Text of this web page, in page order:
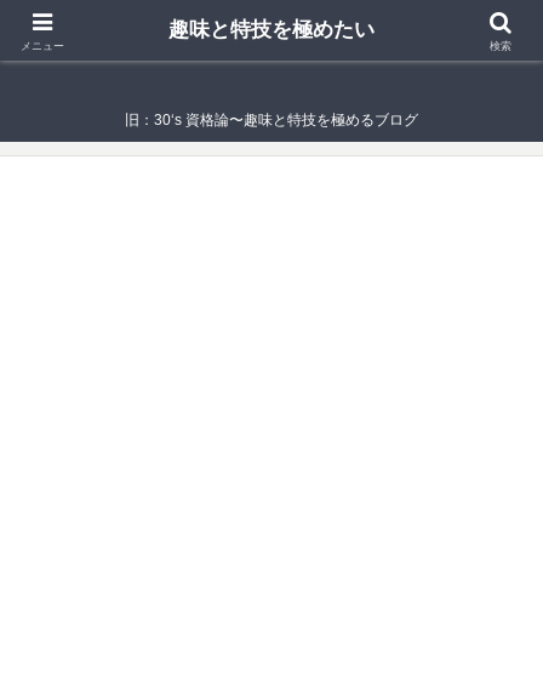
趣味と特技を極めたい
旧：30‘s 資格論〜趣味と特技を極めるブログ
メニュー
趣味と特技を極めたい
検索